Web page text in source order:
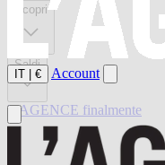
IT € Account
Scopri
Saldi
L'AGENCE finalmente